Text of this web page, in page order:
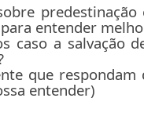
entender
caso a salvação
que
entender)